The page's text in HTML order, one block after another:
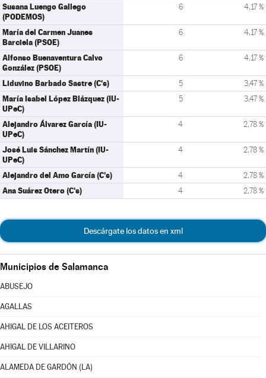
Susana Luengo Gallego
(PODEMOS)
6 4,17 %
María del Carmen Juanes
Barciela (PSOE)
6 4,17 %
Alfonso Buenaventura Calvo
González (PSOE)
6 4,17 %
Liduvino Barbado Sastre (C's) 5 3,47 %
María Isabel López Blázquez (IU-
UPeC)
5 3,47 %
Alejandro Álvarez García (IU-
UPeC)
4 2,78 %
José Luis Sánchez Martín (IU-
UPeC)
4 2,78 %
Alejandro del Amo García (C's) 4 2,78 %
Ana Suárez Otero (C's) 4 2,78 %
Descárgate los datos en xml
Municipios de Salamanca
ABUSEJO
AGALLAS
AHIGAL DE LOS ACEITEROS
AHIGAL DE VILLARINO
ALAMEDA DE GARDÓN (LA)